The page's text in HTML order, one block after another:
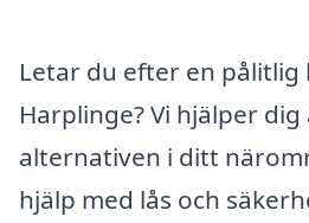
Letar du efter en pålitlig
Harplinge? Vi hjälper
alternativen i ditt
hjälp med lås och